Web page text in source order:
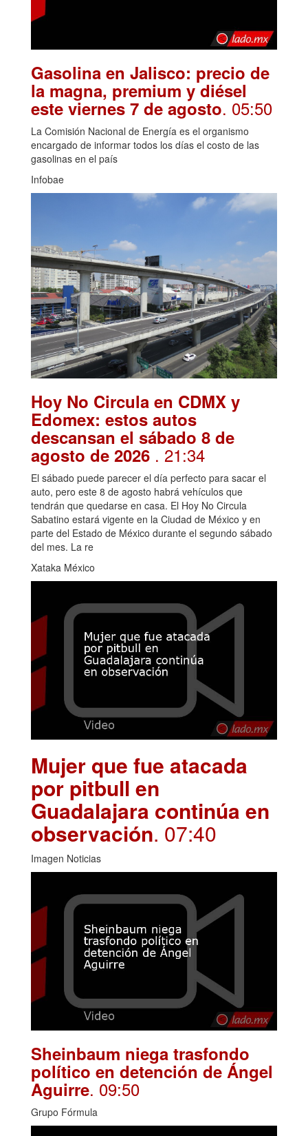
Gasolina en Jalisco: precio de
la magna, premium y diésel
este viernes 7 de agosto. 05:50
La Comisión Nacional de Energía es el organismo
encargado de informar todos los días el costo de las
gasolinas en el país
Infobae
Hoy No Circula en CDMX y
Edomex: estos autos
descansan el sábado 8 de
agosto de 2026 . 21:34
El sábado puede parecer el día perfecto para sacar el
auto, pero este 8 de agosto habrá vehículos que
tendrán que quedarse en casa. El Hoy No Circula
Sabatino estará vigente en la Ciudad de México y en
parte del Estado de México durante el segundo sábado
del mes. La re
Xataka México
Mujer que fue atacada
por pitbull en
Guadalajara continúa en
observación. 07:40
Imagen Noticias
Sheinbaum niega trasfondo
político en detención de Ángel
Aguirre. 09:50
Grupo Fórmula